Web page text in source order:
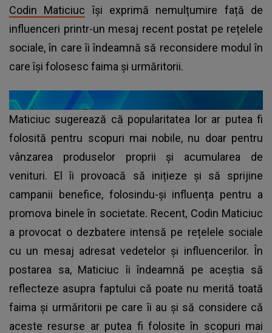
Codin Maticiuc își exprimă nemulțumire față de
influenceri printr-un mesaj recent postat pe rețelele
sociale, în care îi îndeamnă să reconsidere modul în
care își folosesc faima și urmăritorii.
Maticiuc sugerează că popularitatea lor ar putea fi
folosită pentru scopuri mai nobile, nu doar pentru
vânzarea produselor proprii și acumularea de
venituri. El îi provoacă să inițieze și să sprijine
campanii benefice, folosindu-și influența pentru a
promova binele în societate. Recent, Codin Maticiuc
a provocat o dezbatere intensă pe rețelele sociale
cu un mesaj adresat vedetelor și influencerilor. În
postarea sa, Maticiuc îi îndeamnă pe aceștia să
reflecteze asupra faptului că poate nu merită toată
faima și urmăritorii pe care îi au și să considere că
aceste resurse ar putea fi folosite în scopuri mai